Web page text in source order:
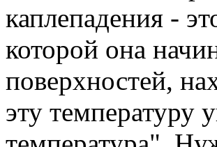
каплепадения -
которой она
поверхностей,
эту температуру